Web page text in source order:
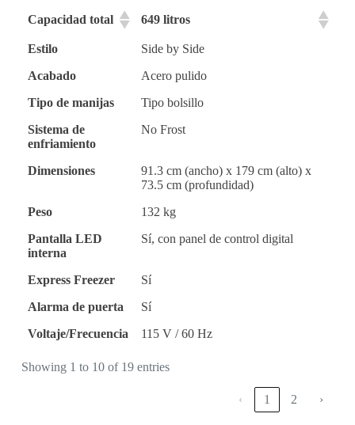
Capacidad total 649 litros
Estilo
Side by Side
Acabado
Acero pulido
Tipo de manijas
Tipo bolsillo
Sistema de
enfriamiento
No Frost
Dimensiones
91.3 cm (ancho) x 179 cm (alto) x
73.5 cm (profundidad)
Peso
132 kg
Pantalla LED
interna
Sí, con panel de control digital
Express Freezer
Sí
Alarma de puerta
Sí
Voltaje/Frecuencia
115 V / 60 Hz
Showing 1 to 10 of 19 entries
‹ 1 2 ›